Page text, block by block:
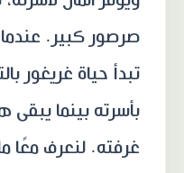
صرصور كبير. عندما
تبدأ حياة غريغور
بأسرته بينما يبقى
غرفته. لنعرف معًا